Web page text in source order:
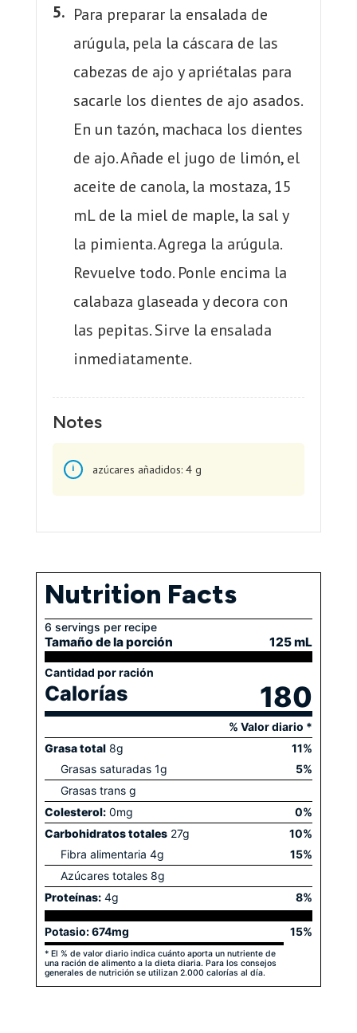
Para preparar la ensalada de
arúgula, pela la cáscara de las
cabezas de ajo y apriétalas para
sacarle los dientes de ajo asados.
En un tazón, machaca los dientes
de ajo. Añade el jugo de limón, el
aceite de canola, la mostaza, 15
mL de la miel de maple, la sal y
la pimienta. Agrega la arúgula.
Revuelve todo. Ponle encima la
calabaza glaseada y decora con
las pepitas. Sirve la ensalada
inmediatamente.
Notes
azúcares añadidos: 4 g
Nutrition Facts
6 servings per recipe
Tamaño de la porción 125 mL
Cantidad por ración
Calorías 180
% Valor diario *
Grasa total 8g 11%
Grasas saturadas 1g 5%
Grasas trans g
Colesterol: 0mg 0%
Carbohidratos totales 27g 10%
Fibra alimentaria 4g 15%
Azúcares totales 8g
Proteínas: 4g 8%
Potasio:674mg 15%
* El % de valor diario indica cuánto aporta un nutriente de
una ración de alimento a la dieta diaria. Para los consejos
generales de nutrición se utilizan 2.000 calorías al día.